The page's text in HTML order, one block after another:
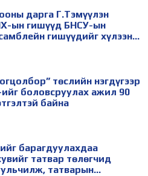
дарга Г.Тэмүүлэн
ын гишүүд БНСУ-ын
гишүүдийг хүлээн
төслийн нэгдүгээр
боловсруулах ажил 90
байна
барагдуулахдаа
татвар төлөгчид
татварын